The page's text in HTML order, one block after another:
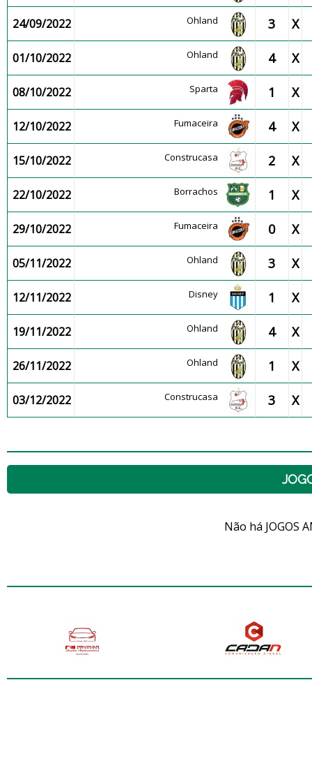
24/09/2022 Ohland 3 X
01/10/2022 Ohland 4 X
08/10/2022 Sparta 1 X
12/10/2022 Fumaceira 4 X
15/10/2022 Construcasa 2 X
22/10/2022 Borrachos 1 X
29/10/2022 Fumaceira 0 X
05/11/2022 Ohland 3 X
12/11/2022 Disney 1 X
19/11/2022 Ohland 4 X
26/11/2022 Ohland 1 X
03/12/2022 Construcasa 3 X
Não há JOGOS